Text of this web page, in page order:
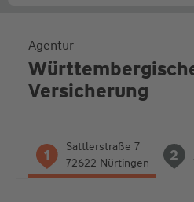
Agentur
Versicherung
Adressen
1
Sattlerstraße 7
72622 Nürtingen
2